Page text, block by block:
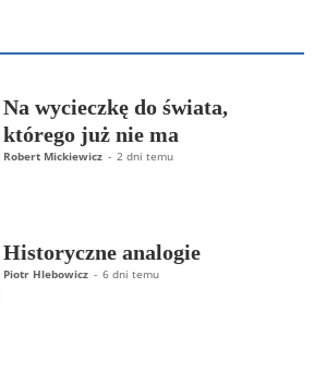
Na wycieczkę do świata,
którego już nie ma
Robert Mickiewicz - 2 dni temu
Historyczne analogie
Piotr Hlebowicz - 6 dni temu